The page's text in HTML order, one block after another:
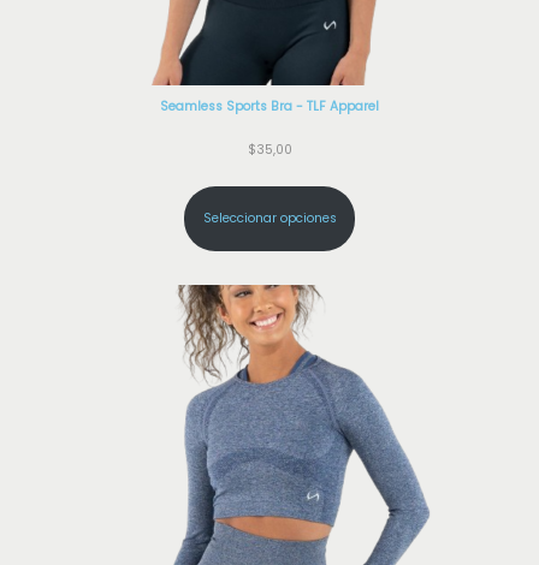
Seamless Sports Bra - TLF Apparel
$35,00
Seleccionar opciones